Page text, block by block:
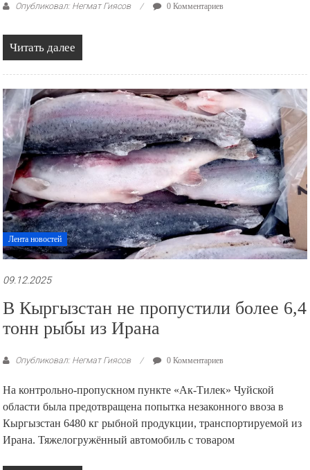
Опубликовал: Негмат Гиясов 0 Комментариев
Читать далее
Лента новостей
09.12.2025
В Кыргызстан не пропустили более 6,4
тонн рыбы из Ирана
Опубликовал: Негмат Гиясов 0 Комментариев
На контрольно-пропускном пункте «Ак-Тилек» Чуйской
области была предотвращена попытка незаконного ввоза в
Кыргызстан 6480 кг рыбной продукции, транспортируемой из
Ирана. Тяжелогружённый автомобиль с товаром